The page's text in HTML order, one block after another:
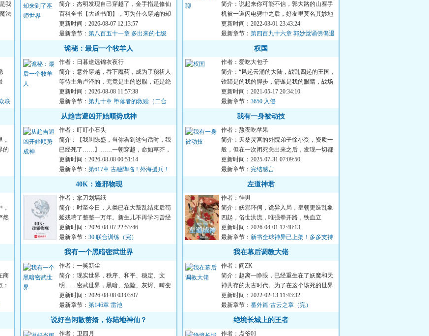
我
法
联
的
然
商
简介：杰明发现自己穿越了，金手指是修仙
百科全书【大道书阁】，可为什么穿越的却
是巫师世界？！星环联邦...
更新时间：2026-08-07 12:13:57
最新章节： 第八百五十一章 多出来的七级
诡秘：最后一个牧羊人
作者：日暮途远锦衣夜行
简介：意外穿越，吞下魔药，成为了秘祈人
等待主角卢泽的，究竟是主的恩赐，还是绝
望与疯狂？卢泽不知，只...
更新时间：2026-08-08 11:57:38
最新章节： 第九十章 堕落者的救赎（二合
一）
从趋吉避凶开始顺势成神
作者：叮叮小石头
简介：【我叫陈盛，当你看到这句话时，我
已经死了……】……一朝穿越，命如草芥，
睁眼便是两军对垒的生死...
更新时间：2026-08-08 00:51:14
最新章节： 第617章 古融降临！外海援兵！
40K：逢邪物现
作者：拿刀划墙纸
简介：时至今日，人类已在大叛乱结束后苟
延残喘了整整一万年。新生儿不再学习曾经
的历史，过往的英雄如今...
更新时间：2026-08-07 22:53:46
最新章节： 30.联合训练（完）
我有一个黑暗密武世界
作者：一笑新尘
简介：现实世界，秩序、和平、稳定、文
明……密武世界，黑暗、危险、灰烬、畸变
陈峰穿越而来，成为锦城大...
更新时间：2026-08-08 03:03:07
最新章节： 第146章 雷池
说好当闲散赘婿，你陆地神仙？
作者：卫四月
简介：说起来你可能不信，郭大路的山寨手
机被一道闪电劈中之后，好友里莫名其妙地
多了一个名叫“孙悟空”...
更新时间：2022-03-01 23:43:24
最新章节： 第四百九十六章 郭妙觉诵佛偈退
权国
作者：爱吃大包子
简介：“风起云涌的大陆，战乱四起的王国，
铁蹄是的我的脚步，箭镞是我的眼睛，战场
猎鹰的旗帜迎风飘扬，...
更新时间：2021-05-17 20:34:10
最新章节： 3650 入侵
我有一身被动技
作者：熬夜吃苹果
简介：天桑灵宫的外院弟子徐小受，资质一
般，但在一次闭死关出来之后，发现一切都
变了。他获得了一个被动...
更新时间：2025-07-31 07:09:50
最新章节： 完结感言
左道神君
作者：徍男
简介：妖邪环伺，诡异入局，皇朝更迭乱象
四起，俗世洪流，唯强拳开路，铁血立
足……手艺人楚歌携一口龙钟...
更新时间：2026-04-01 12:48:13
最新章节： 新书全球神异已上架！多多支持
我在幕后调教大佬
作者：阎ZK
简介：赵离一睁眼，已经重生在了妖魔和天
神共存的太古时代。为了在这个该死的世界
活下去，他不得不拼尽全...
更新时间：2022-02-13 11:43:32
最新章节： 番外篇·古云之章（完）
绝境长城上的王者
作者：点爷01